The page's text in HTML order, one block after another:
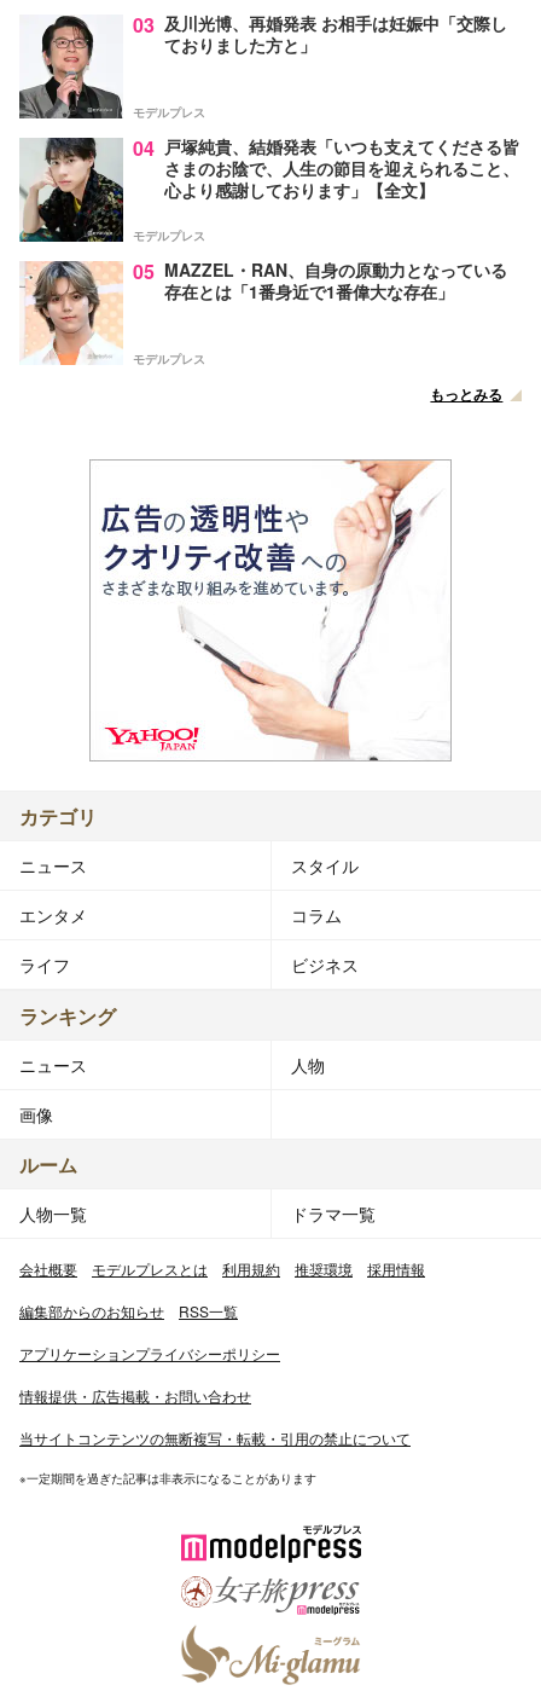
03 及川光博、再婚発表 お相手は妊娠中「交際し
ておりました方と」
モデルプレス
04 戸塚純貴、結婚発表「いつも支えてくださる皆
さまのお陰で、人生の節目を迎えられること、
心より感謝しております」【全文】
モデルプレス
05 MAZZEL・RAN、自身の原動力となっている
存在とは「1番身近で1番偉大な存在」
モデルプレス
もっとみる
カテゴリ
ニュース スタイル
エンタメ コラム
ライフ ビジネス
ランキング
ニュース 人物
画像
ルーム
人物一覧 ドラマ一覧
会社概要 モデルプレスとは 利用規約 推奨環境 採用情報
編集部からのお知らせ RSS一覧
アプリケーションプライバシーポリシー
情報提供・広告掲載・お問い合わせ
当サイトコンテンツの無断複写・転載・引用の禁止について
※一定期間を過ぎた記事は非表示になることがあります